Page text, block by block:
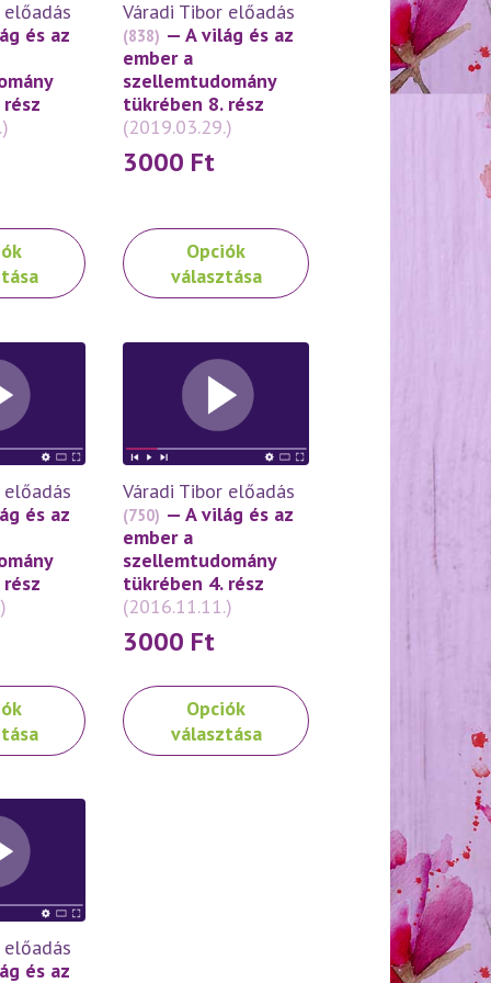
választhatók
ki
és az
Váradi Tibor előadás
(838) — A világ és az
ember a
szellemtudomány
tükrében 8. rész
(2019.03.29.)
3000 Ft
Opciók
választása
Ennek
a
terméknek
variációja
változatok
termékoldalon
választhatók
ki
és az
Váradi Tibor előadás
(750) — A világ és az
ember a
szellemtudomány
tükrében 4. rész
(2016.11.11.)
3000 Ft
Opciók
választása
Ennek
a
terméknek
és az